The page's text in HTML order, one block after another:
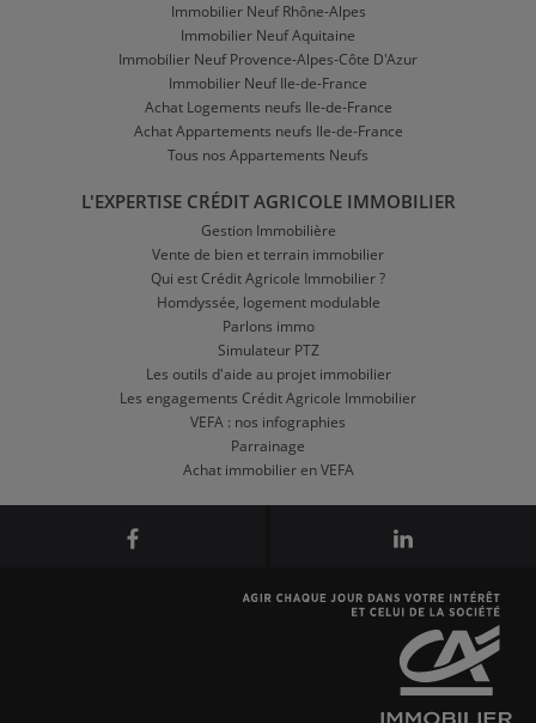
Immobilier Neuf Rhône-Alpes
Immobilier Neuf Aquitaine
Immobilier Neuf Provence-Alpes-Côte D'Azur
Immobilier Neuf Ile-de-France
Achat Logements neufs Ile-de-France
Achat Appartements neufs Ile-de-France
Tous nos Appartements Neufs
L'EXPERTISE CRÉDIT AGRICOLE IMMOBILIER
Gestion Immobilière
Vente de bien et terrain immobilier
Qui est Crédit Agricole Immobilier ?
Homdyssée, logement modulable
Parlons immo
Simulateur PTZ
Les outils d'aide au projet immobilier
Les engagements Crédit Agricole Immobilier
VEFA : nos infographies
Parrainage
Achat immobilier en VEFA